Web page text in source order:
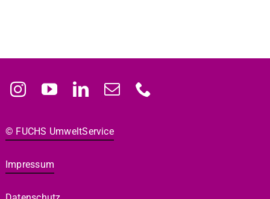
© FUCHS Umwelt­Ser­vice
Impres­sum